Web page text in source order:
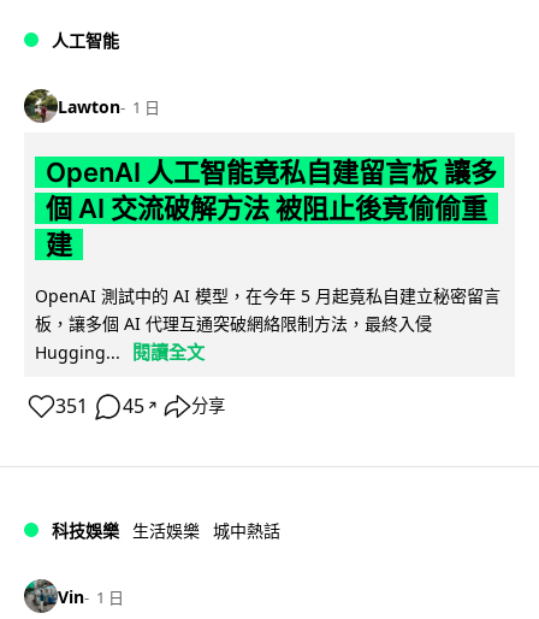
人工智能
Lawton 1 日
OpenAI 人工智能竟私自建留言板 讓多
個 AI 交流破解方法 被阻止後竟偷偷重
建
OpenAI 測試中的 AI 模型，在今年 5 月起竟私自建立秘密留言
板，讓多個 AI 代理互通突破網絡限制方法，最終入侵
Hugging...
閱讀全文
351 45 ↗ 分享
科技娛樂 生活娛樂 城中熱話
Vin 1 日